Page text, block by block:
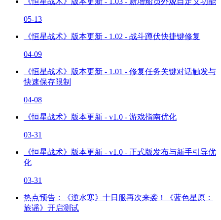
05-13
《恒星战术》版本更新 - 1.02 - 战斗蹲伏快捷键修复
04-09
《恒星战术》版本更新 - 1.01 - 修复任务关键对话触发与
快速保存限制
04-08
《恒星战术》版本更新 - v1.0 - 游戏指南优化
03-31
《恒星战术》版本更新 - v1.0 - 正式版发布与新手引导优
化
03-31
热点预告：《逆水寒》十日服再次来袭！《蓝色星原：
旅谣》开启测试